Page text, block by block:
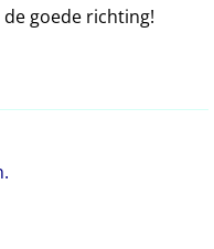
goede richting!